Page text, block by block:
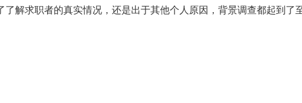
解求职者的真实情况，还是出于其他个人原因，背景调查都起到了